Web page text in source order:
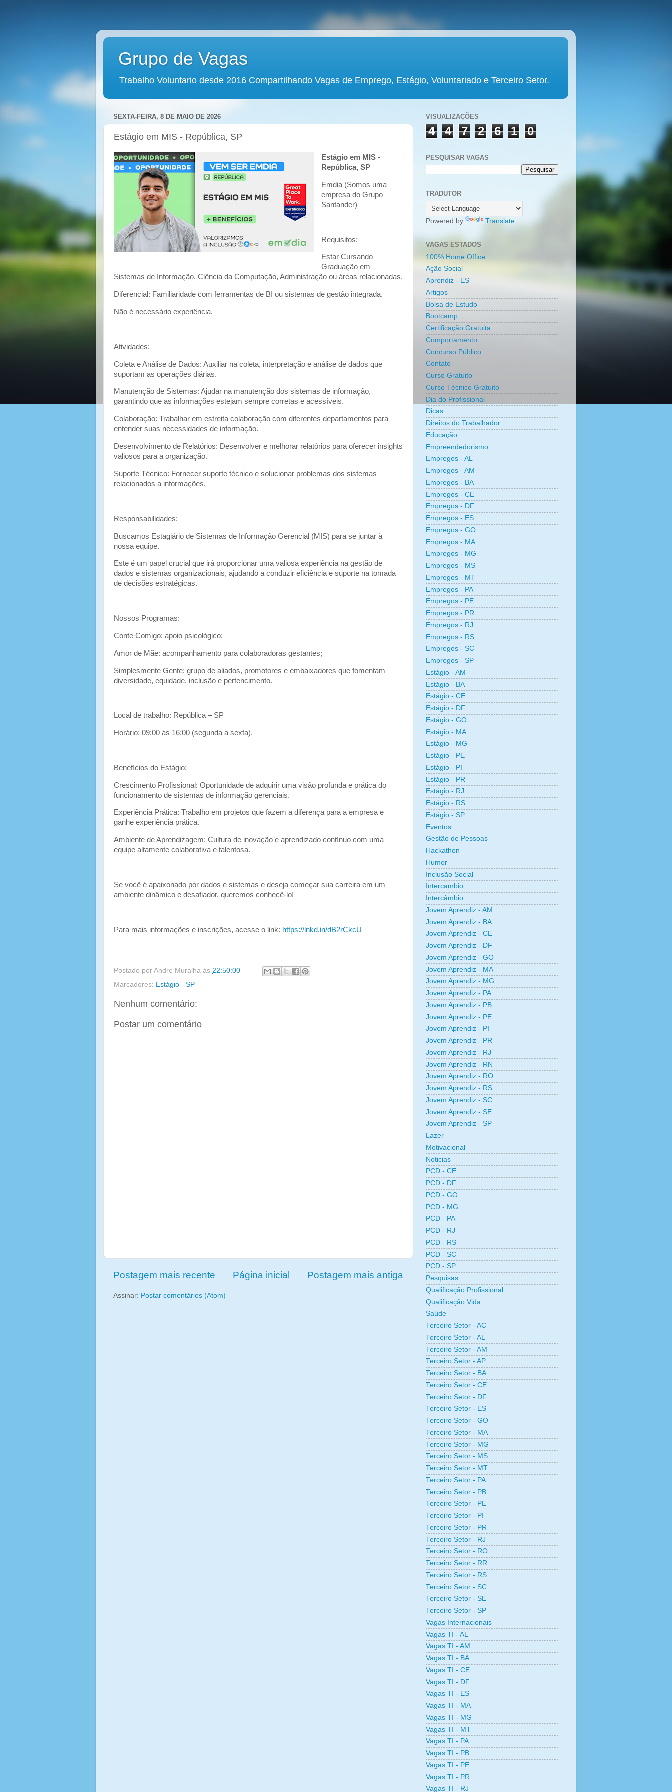
Grupo de Vagas
Trabalho Voluntario desde 2016 Compartilhando Vagas de Emprego, Estágio, Voluntariado e Terceiro Setor.
SEXTA-FEIRA, 8 DE MAIO DE 2026
Estágio em MIS - República, SP
Estágio em MIS -
República, SP
Emdia (Somos uma
empresa do Grupo
Santander)
Requisitos:
Estar Cursando
Graduação em
Sistemas de Informação, Ciência da Computação, Administração ou áreas relacionadas.
Diferencial: Familiaridade com ferramentas de BI ou sistemas de gestão integrada.
Não é necessário experiência.
Atividades:
Coleta e Análise de Dados: Auxiliar na coleta, interpretação e análise de dados que
suportam as operações diárias.
Manutenção de Sistemas: Ajudar na manutenção dos sistemas de informação,
garantindo que as informações estejam sempre corretas e acessíveis.
Colaboração: Trabalhar em estreita colaboração com diferentes departamentos para
entender suas necessidades de informação.
Desenvolvimento de Relatórios: Desenvolver e melhorar relatórios para oferecer insights
valiosos para a organização.
Suporte Técnico: Fornecer suporte técnico e solucionar problemas dos sistemas
relacionados a informações.
Responsabilidades:
Buscamos Estagiário de Sistemas de Informação Gerencial (MIS) para se juntar à
nossa equipe.
Este é um papel crucial que irá proporcionar uma valiosa experiência na gestão de
dados e sistemas organizacionais, ajudando a conduzir eficiência e suporte na tomada
de decisões estratégicas.
Nossos Programas:
Conte Comigo: apoio psicológico;
Amor de Mãe: acompanhamento para colaboradoras gestantes;
Simplesmente Gente: grupo de aliados, promotores e embaixadores que fomentam
diversidade, equidade, inclusão e pertencimento.
Local de trabalho: República – SP
Horário: 09:00 às 16:00 (segunda a sexta).
Benefícios do Estágio:
Crescimento Profissional: Oportunidade de adquirir uma visão profunda e prática do
funcionamento de sistemas de informação gerenciais.
Experiência Prática: Trabalho em projetos que fazem a diferença para a empresa e
ganhe experiência prática.
Ambiente de Aprendizagem: Cultura de inovação e aprendizado contínuo com uma
equipe altamente colaborativa e talentosa.
Se você é apaixonado por dados e sistemas e deseja começar sua carreira em um
ambiente dinâmico e desafiador, queremos conhecê-lo!
Para mais informações e inscrições, acesse o link: https://lnkd.in/dB2rCkcU
Postado por Andre Muralha às 22:50:00
Marcadores: Estágio - SP
Nenhum comentário:
Postar um comentário
Postagem mais recente Postagem mais antiga
Página inicial
Assinar: Postar comentários (Atom)
VISUALIZAÇÕES
4 4 7 2 6 1 0
PESQUISAR VAGAS
TRADUTOR
Powered by Translate
VAGAS ESTADOS
100% Home Office
Ação Social
Aprendiz - ES
Artigos
Bolsa de Estudo
Bootcamp
Certificação Gratuita
Comportamento
Concurso Público
Contato
Curso Gratuito
Curso Técnico Gratuito
Dia do Profissional
Dicas
Direitos do Trabalhador
Educação
Empreendedorismo
Empregos - AL
Empregos - AM
Empregos - BA
Empregos - CE
Empregos - DF
Empregos - ES
Empregos - GO
Empregos - MA
Empregos - MG
Empregos - MS
Empregos - MT
Empregos - PA
Empregos - PE
Empregos - PR
Empregos - RJ
Empregos - RS
Empregos - SC
Empregos - SP
Estágio - AM
Estágio - BA
Estágio - CE
Estágio - DF
Estágio - GO
Estágio - MA
Estágio - MG
Estágio - PE
Estágio - PI
Estágio - PR
Estágio - RJ
Estágio - RS
Estágio - SP
Eventos
Gestão de Pessoas
Hackathon
Humor
Inclusão Social
Intercambio
Intercâmbio
Jovem Aprendiz - AM
Jovem Aprendiz - BA
Jovem Aprendiz - CE
Jovem Aprendiz - DF
Jovem Aprendiz - GO
Jovem Aprendiz - MA
Jovem Aprendiz - MG
Jovem Aprendiz - PA
Jovem Aprendiz - PB
Jovem Aprendiz - PE
Jovem Aprendiz - PI
Jovem Aprendiz - PR
Jovem Aprendiz - RJ
Jovem Aprendiz - RN
Jovem Aprendiz - RO
Jovem Aprendiz - RS
Jovem Aprendiz - SC
Jovem Aprendiz - SE
Jovem Aprendiz - SP
Lazer
Motivacional
Noticias
PCD - CE
PCD - DF
PCD - GO
PCD - MG
PCD - PA
PCD - RJ
PCD - RS
PCD - SC
PCD - SP
Pesquisas
Qualificação Profissional
Qualificação Vida
Saúde
Terceiro Setor - AC
Terceiro Setor - AL
Terceiro Setor - AM
Terceiro Setor - AP
Terceiro Setor - BA
Terceiro Setor - CE
Terceiro Setor - DF
Terceiro Setor - ES
Terceiro Setor - GO
Terceiro Setor - MA
Terceiro Setor - MG
Terceiro Setor - MS
Terceiro Setor - MT
Terceiro Setor - PA
Terceiro Setor - PB
Terceiro Setor - PE
Terceiro Setor - PI
Terceiro Setor - PR
Terceiro Setor - RJ
Terceiro Setor - RO
Terceiro Setor - RR
Terceiro Setor - RS
Terceiro Setor - SC
Terceiro Setor - SE
Terceiro Setor - SP
Vagas Internacionais
Vagas TI - AL
Vagas TI - AM
Vagas TI - BA
Vagas TI - CE
Vagas TI - DF
Vagas TI - ES
Vagas TI - MA
Vagas TI - MG
Vagas TI - MT
Vagas TI - PA
Vagas TI - PB
Vagas TI - PE
Vagas TI - PR
Vagas TI - RJ